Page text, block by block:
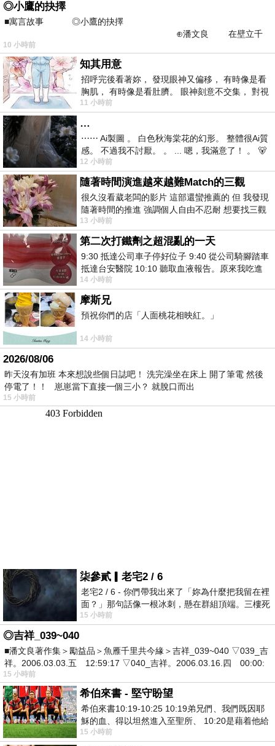
◎小鷹的抉擇
■寓言故事 ◎小鷹的抉擇
⊕潘文良 在壁立千
仞的懸崖上，有一座遮天蔽
10 小時前
知其用意
招呼完後看著妳， 發現眼神又偏移， 有時像是看
胸肌， 有時像是看肚臍。 眼神刻意不交集， 對視
視線不對齊， 讓我很難不
11 小時前
…
⋯⋯ Ai製圖 。 白色秋海棠花的幻形。 整體很Ai質
感。 不過我不討厭。 。 ... 嗯，我滿意了！ 。 🐻
昨中
12 小時前
隨著時間演進越來越難Match的三觀
很久沒看葳老闆的影片 這部還蠻推薦的 但 我發現
隨著時間的推進 強調個人自由不忍耐 想要找三觀
接近的不要說對象 連朋友都超
13 小時前
第二次打鐵劑之超混亂的一天
9:30 抵達公司車子停好位子 9:40 從公司騎腳踏車
抵達台安醫院 10:10 聽取血液報告。原來我吃進
去的 B12 彌可保並非沒有吸收而是超
14 小時前
摩斯兄
預祝你們的店「人面桃花相映紅。」
14 小時前
2026/08/06
昨天沒有加班 本來想說些個日誌吧！ 洗完澡坐在床上 開了筆電 然後
停電了！！ 崽崽當下直接一個三小？ 就脫口而出
15 小時前
柒參貳▎老宅2 / 6
老宅2 / 6 - 你們帶我出來了「妳為什麼把我留在裡
面？」那句話像一根冰刺，懸在群組頂端。三樓死
死盯著照片裡的人。那個人確實站在
15 小時前
◎吉祥_039~040
■潘文良著作集＞勵益品＞魚雁千里共今緣＞吉祥_039~040 ▽039_吉
祥。2006.03.03.五 12:59:17 ▽040_吉祥。2006.03.16.四 00:00:
15 小時前
希伯來書 - 堅守盼望
希伯來書10:19-10:25 10:19弟兄們、我們既因耶
穌的血、得以坦然進入至聖所、 10:20是藉着他給
我們開了一條又新又活的路從幔子經過
15 小時前